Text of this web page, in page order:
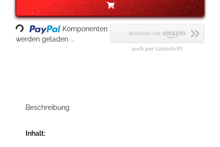
Loading...
Komponenten
werden geladen ...
Beschreibung
Inhalt: